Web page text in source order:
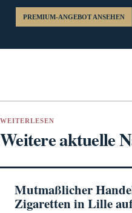
PREMIUM-ANGEBOT ANSEHEN
WEITERLESEN
Weitere aktuelle
Mutmaßlicher
Zigaretten in Lille